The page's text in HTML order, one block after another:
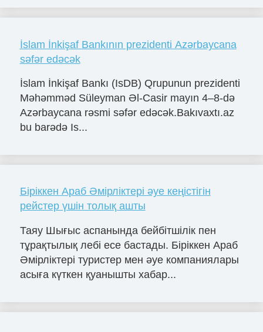
İslam İnkişaf Bankının prezidenti Azərbaycana
səfər edəcək
İslam İnkişaf Bankı (IsDB) Qrupunun prezidenti
Məhəmməd Süleyman Əl-Casir mayın 4–8-də
Azərbaycana rəsmi səfər edəcək.Bakıvaxtı.az
bu barədə Is...
Біріккен Араб Әмірліктері әуе кеңістігін
рейстер үшін толық ашты
Таяу Шығыс аспанында бейбітшілік пен
тұрақтылық лебі есе бастады. Біріккен Араб
Әмірліктері туристер мен әуе компаниялары
асыға күткен қуанышты хабар...